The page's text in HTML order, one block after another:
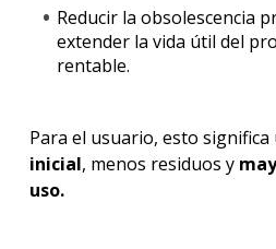
Reducir la obsolescencia
extender la vida útil del
rentable.
Para el usuario, esto significa
inicial, menos residuos y
uso.